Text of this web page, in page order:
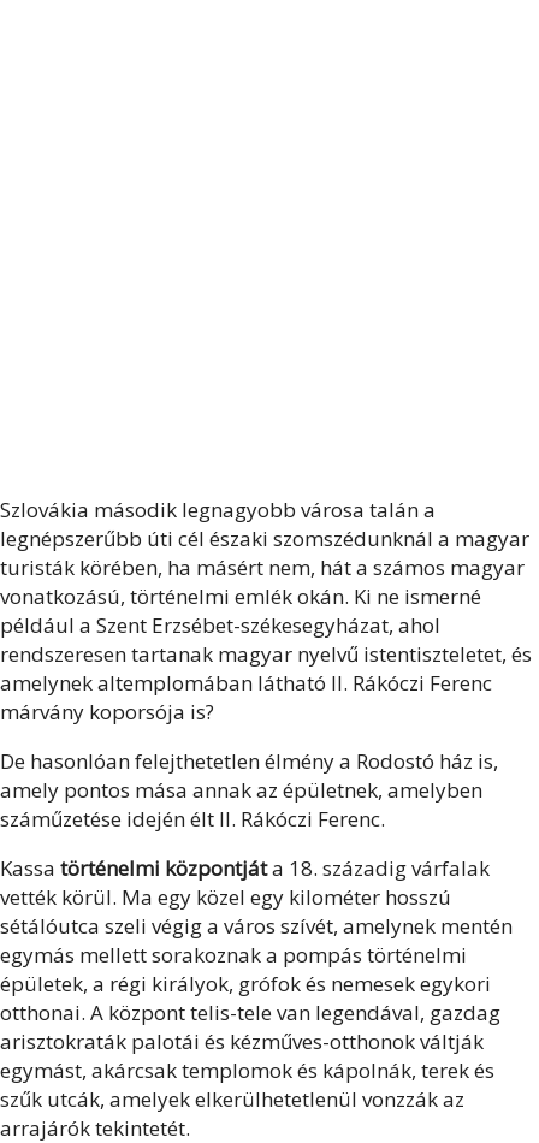
Szlovákia második legnagyobb városa talán a
legnépszerűbb úti cél északi szomszédunknál a magyar
turisták körében, ha másért nem, hát a számos magyar
vonatkozású, történelmi emlék okán. Ki ne ismerné
például a Szent Erzsébet-székesegyházat, ahol
rendszeresen tartanak magyar nyelvű istentiszteletet, és
amelynek altemplomában látható II. Rákóczi Ferenc
márvány koporsója is?
De hasonlóan felejthetetlen élmény a Rodostó ház is,
amely pontos mása annak az épületnek, amelyben
száműzetése idején élt II. Rákóczi Ferenc.
Kassa történelmi központjáta 18. századig várfalak
vették körül. Ma egy közel egy kilométer hosszú
sétálóutca szeli végig a város szívét, amelynek mentén
egymás mellett sorakoznak a pompás történelmi
épületek, a régi királyok, grófok és nemesek egykori
otthonai. A központ telis-tele van legendával, gazdag
arisztokraták palotái és kézműves-otthonok váltják
egymást, akárcsak templomok és kápolnák, terek és
szűk utcák, amelyek elkerülhetetlenül vonzzák az
arrajárók tekintetét.